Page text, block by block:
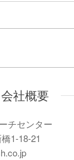
会社概要
チセンター
1-18-21